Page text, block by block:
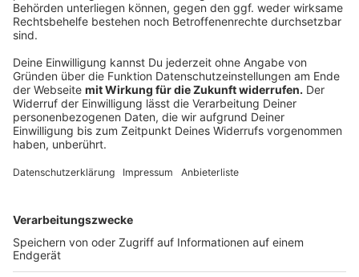
wird von einer bösartigen Kreatur heimgesucht, doch
nur sie scheint sie zu sehen. Sie sucht bei der
Therapeutin Rose Cotter, doch sie verharmlost die
Schilderungen der Patientin, bis sich das Mädchen vor
ihren Augen umbringt. Erst dann merkt sie, dass an der
Geschichte doch etwas dran sein könnte.
"Smile - Siehst du es auch?" (FSK 16) ist seit dem 27.
September in deutschen Kinos.
©Paramount